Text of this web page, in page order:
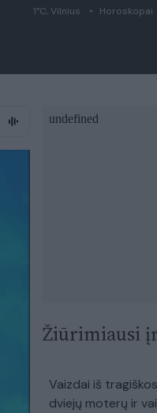
1°C, Vilnius Horoskopai
Žiūrimiausi
Vaizdai iš
dviejų moterų ir